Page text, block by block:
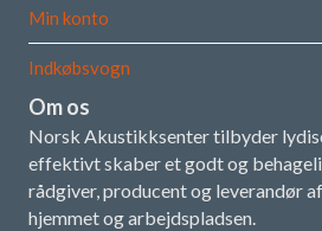
Min konto
Indkøbsvogn
Om os
Norsk Akustikksenter tilbyder
effektivt skaber et godt og
rådgiver, producent og leverandør
hjemmet og arbejdspladsen.